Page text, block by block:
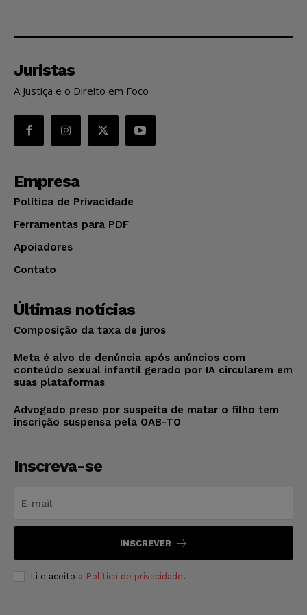
Juristas
A Justiça e o Direito em Foco
Empresa
Política de Privacidade
Ferramentas para PDF
Apoiadores
Contato
Últimas notícias
Composição da taxa de juros
Meta é alvo de denúncia após anúncios com
conteúdo sexual infantil gerado por IA circularem em
suas plataformas
Advogado preso por suspeita de matar o filho tem
inscrição suspensa pela OAB-TO
Inscreva-se
INSCREVER
Li e aceito a Política de privacidade.